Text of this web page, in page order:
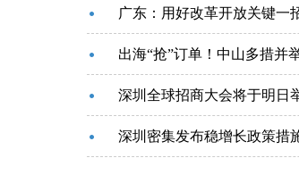
广东：用好改革开放关键一
出海“抢”订单！中山多措并
深圳全球招商大会将于明日
深圳密集发布稳增长政策措